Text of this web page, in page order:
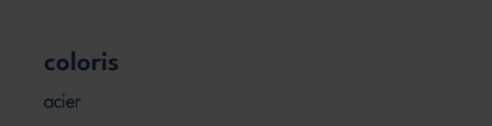
coloris
acier